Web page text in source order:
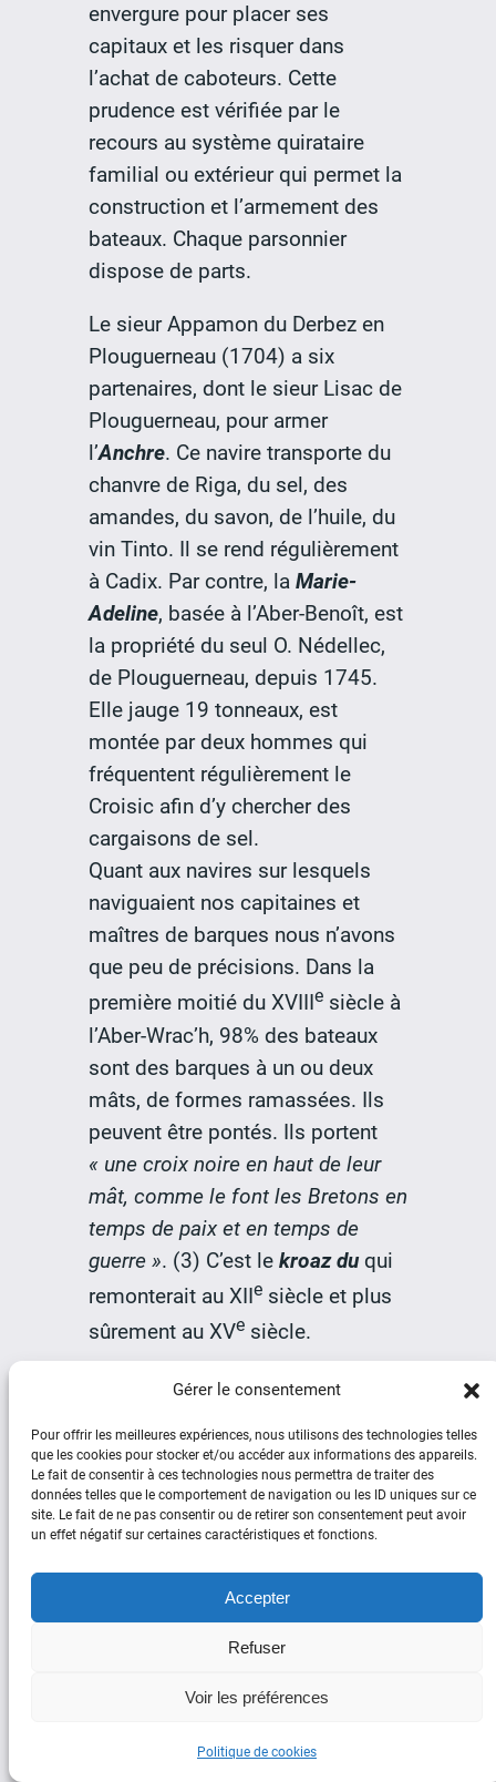
Gérer le consentement
Pour offrir les meilleures expériences, nous utilisons des technologies telles
que les cookies pour stocker et/ou accéder aux informations des appareils.
Le fait de consentir à ces technologies nous permettra de traiter des
données telles que le comportement de navigation ou les ID uniques sur ce
site. Le fait de ne pas consentir ou de retirer son consentement peut avoir
un effet négatif sur certaines caractéristiques et fonctions.
Accepter
Refuser
Voir les préférences
Politique de cookies
envergure pour placer ses
capitaux et les risquer dans
l’achat de caboteurs. Cette
prudence est vérifiée par le
recours au système quirataire
familial ou extérieur qui permet la
construction et l’armement des
bateaux. Chaque parsonnier
dispose de parts.
Le sieur Appamon du Derbez en
Plouguerneau (1704) a six
partenaires, dont le sieur Lisac de
Plouguerneau, pour armer
l’Anchre. Ce navire transporte du
chanvre de Riga, du sel, des
amandes, du savon, de l’huile, du
vin Tinto. Il se rend régulièrement
à Cadix. Par contre, la Marie-
Adeline, basée à l’Aber-Benoît, est
la propriété du seul O. Nédellec,
de Plouguerneau, depuis 1745.
Elle jauge 19 tonneaux, est
montée par deux hommes qui
fréquentent régulièrement le
Croisic afin d’y chercher des
cargaisons de sel.
Quant aux navires sur lesquels
naviguaient nos capitaines et
maîtres de barques nous n’avons
que peu de précisions. Dans la
première moitié du XVIIIesiècle à
l’Aber-Wrac’h, 98% des bateaux
sont des barques à un ou deux
mâts, de formes ramassées. Ils
peuvent être pontés. Ils portent
« une croix noire en haut de leur
mât, comme le font les Bretons en
temps de paix et en temps de
guerre ». (3) C’est le kroaz duqui
remonterait au XIIesiècle et plus
sûrement au XVesiècle.
Chasse-marée du XVIII
Ozanne
Les barques disposent
hommes. Le maître embarque un